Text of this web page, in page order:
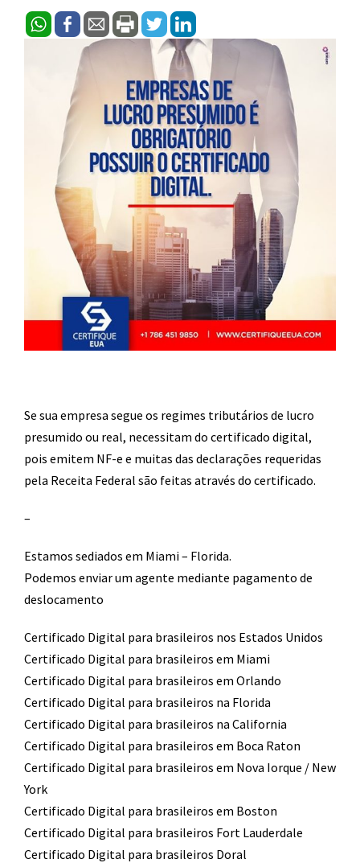
Se sua empresa segue os regimes tributários de lucro
presumido ou real, necessitam do certificado digital,
pois emitem NF-e e muitas das declarações requeridas
pela Receita Federal são feitas através do certificado.
–
Estamos sediados em Miami – Florida.
Podemos enviar um agente mediante pagamento de
deslocamento​
Certificado Digital para brasileiros nos Estados Unidos
Certificado Digital para brasileiros em Miami
Certificado Digital para brasileiros em Orlando
Certificado Digital para brasileiros na Florida
Certificado Digital para brasileiros na California
Certificado Digital para brasileiros em Boca Raton
Certificado Digital para brasileiros em Nova Iorque / New
York
Certificado Digital para brasileiros em Boston
Certificado Digital para brasileiros Fort Lauderdale
Certificado Digital para brasileiros Doral